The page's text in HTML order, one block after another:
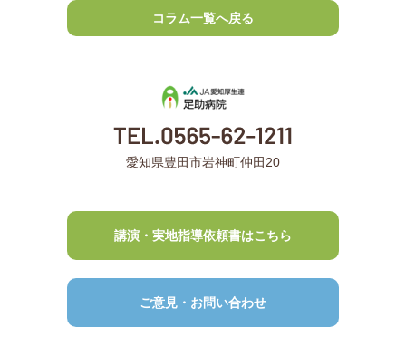
コラム一覧へ戻る
愛知県豊田市岩神町仲田20
講演・実地指導依頼書はこちら
ご意見・お問い合わせ